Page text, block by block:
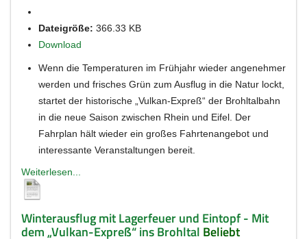
Dateigröße: 366.33 KB
Download
Wenn die Temperaturen im Frühjahr wieder angenehmer
werden und frisches Grün zum Ausflug in die Natur lockt,
startet der historische „Vulkan-Expreß“ der Brohltalbahn
in die neue Saison zwischen Rhein und Eifel. Der
Fahrplan hält wieder ein großes Fahrtenangebot und
interessante Veranstaltungen bereit.
Weiterlesen...
Winterausflug mit Lagerfeuer und Eintopf - Mit
dem „Vulkan-Expreß“ ins Brohltal Beliebt